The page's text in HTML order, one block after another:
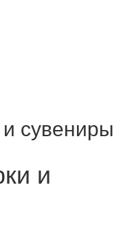
сувениры
и